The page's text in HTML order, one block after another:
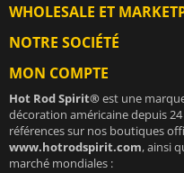
WHOLESALE ET
NOTRE SOCIÉTÉ
MON COMPTE
Hot Rod Spirit®est une
décoration américaine depuis
références sur nos boutiques
www.hotrodspirit.com, ainsi
marché mondiales :